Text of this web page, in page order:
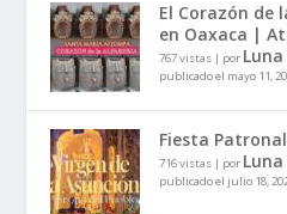
El Corazón de
en Oaxaca |
767 vistas | por
publicado el mayo 11,
Fiesta
716 vistas | por
publicado el julio 18,